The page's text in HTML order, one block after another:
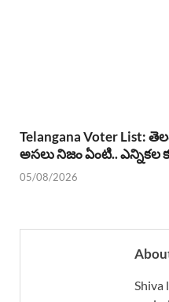
Telangana Voter List:
అసలు నిజం ఏంటి..
05/08/2026
Shiva